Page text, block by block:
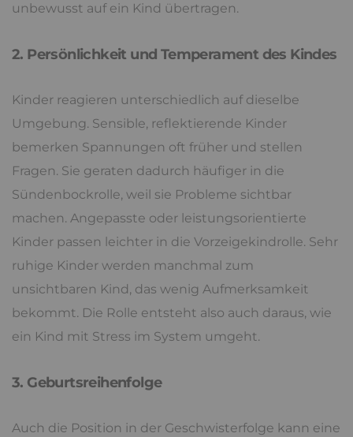
unbewusst auf ein Kind übertragen.
2. Persönlichkeit und Temperament des Kindes
Kinder reagieren unterschiedlich auf dieselbe
Umgebung. Sensible, reflektierende Kinder
bemerken Spannungen oft früher und stellen
Fragen. Sie geraten dadurch häufiger in die
Sündenbockrolle, weil sie Probleme sichtbar
machen. Angepasste oder leistungsorientierte
Kinder passen leichter in die Vorzeigekindrolle. Sehr
ruhige Kinder werden manchmal zum
unsichtbaren Kind, das wenig Aufmerksamkeit
bekommt. Die Rolle entsteht also auch daraus, wie
ein Kind mit Stress im System umgeht.
3. Geburtsreihenfolge
Auch die Position in der Geschwisterfolge kann eine